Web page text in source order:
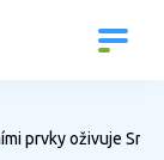
prvky oživuje